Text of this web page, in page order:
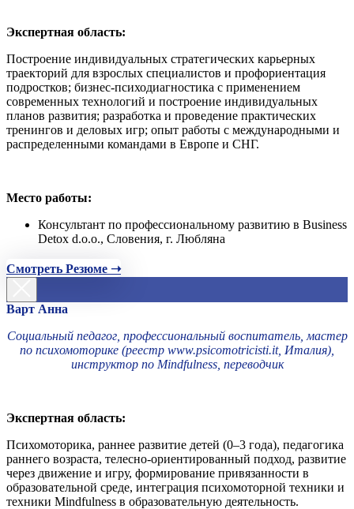
Экспертная область:
Построение индивидуальных стратегических карьерных
траекторий для взрослых специалистов и профориентация
подростков; бизнес-психодиагностика с применением
современных технологий и построение индивидуальных
планов развития; разработка и проведение практических
тренингов и деловых игр; опыт работы с международными и
распределенными командами в Европе и СНГ.
Место работы:
Консультант по профессиональному развитию в Business
Detox d.o.o., Словения, г. Любляна
Смотреть Резюме ➝
Варт Анна
Социальный педагог, профессиональный воспитатель, мастер
по психомоторике (реестр www.psicomotricisti.it, Италия),
инструктор по Mindfulness, переводчик
Экспертная область:
Психомоторика, раннее развитие детей (0–3 года), педагогика
раннего возраста, телесно-ориентированный подход, развитие
через движение и игру, формирование привязанности в
образовательной среде, интеграция психомоторной техники и
техники Mindfulness в образовательную деятельность.